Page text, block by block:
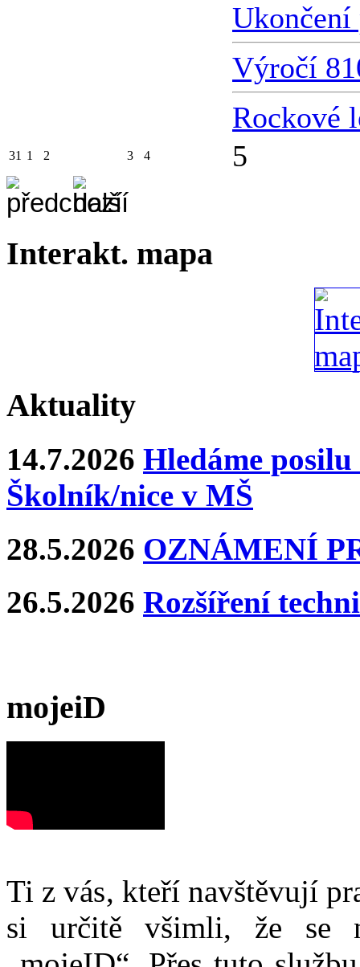
Ukončení
Výročí
Rockové
31 1 2 3 4 5
Interakt. mapa
Aktuality
14.7.2026 Hledáme
Školník/nice v MŠ
28.5.2026 OZNÁMENÍ
26.5.2026 Rozšíření
mojeiD
Ti z vás, kteří navštěvují
si určitě všimli, že se